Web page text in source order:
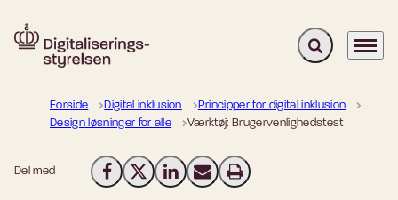
Gå til forsiden Fold søgefelt
Menu
Forside Digital inklusion
Principper for digital inklusion
Design løsninger for alle
Værktøj: Brugervenlighedstest
Del med Del på Facebook
Del på X (Twitter)
Del på LinkedIn
Send email
Print